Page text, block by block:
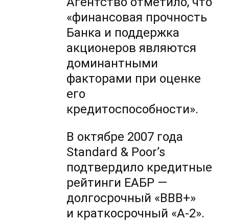
«финансовая прочность
Банка и поддержка
акционеров являются
доминантными
факторами при оценке
его
кредитоспособности».
В октябре 2007 года
Standard & Poor’s
подтвердило кредитные
рейтинги ЕАБР —
долгосрочный «ВВВ+»
и краткосрочный «А-2».